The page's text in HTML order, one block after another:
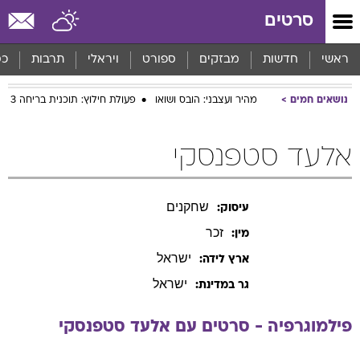
סרטים
ראשי חדשות מבזקים ספורט ויראלי תרבות
נושאים חמים מהיר ועצבני: הובס ושואו פעולת חילוץ: תוכנית בריחה 3
אלעד סטפנסקי
עיסוק: שחקנים
מין: זכר
ארץ לידה: ישראל
גר במדינת: ישראל
פילמוגרפיה - סרטים עם אלעד סטפנסקי